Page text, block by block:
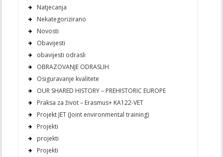
Natjecanja
Nekategorizirano
Novosti
Obavijesti
obavijesti odrasli
OBRAZOVANJE ODRASLIH
Osiguravanje kvalitete
OUR SHARED HISTORY – PREHISTORIC EUROPE
Praksa za život – Erasmus+ KA122-VET
Projekt JET (Joint environmental training)
Projekti
projekti
Projekti